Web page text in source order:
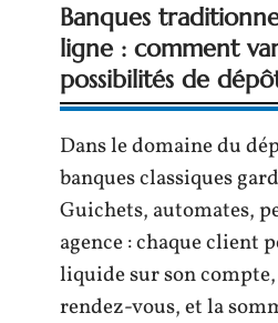
Banques
ligne : comment
possibilités de
Dans le domaine du
banques classiques
Guichets, automates,
agence : chaque client
liquide sur son
rendez-vous, et la